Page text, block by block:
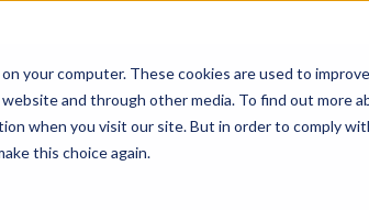
your computer. These cookies are used to
and through other media. To find out more
when you visit our site. But in order to comply
this choice again.